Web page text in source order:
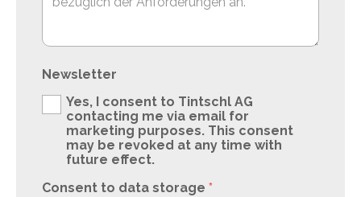
Newsletter
Yes, I consent to Tintschl AG
contacting me via email for
marketing purposes. This consent
may be revoked at any time with
future effect.
Consent to data storage *